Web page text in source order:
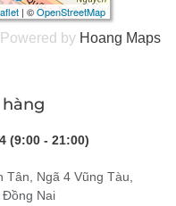
| ©OpenStreetMap
| ©OpenStreetMap
Powered by Hoang Maps
(9:00 - 21:00)
Ngã 4 Vũng Tàu,
Đồng Nai